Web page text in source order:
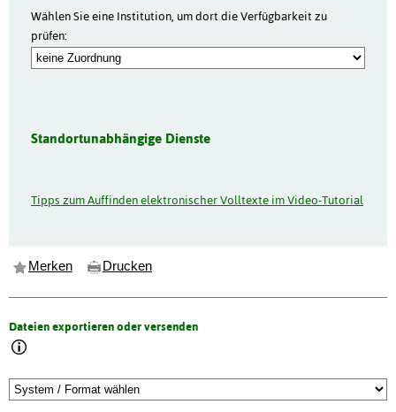
Wählen Sie eine Institution, um dort die Verfügbarkeit zu
prüfen:
Standortunabhängige Dienste
Tipps zum Auffinden elektronischer Volltexte im Video-Tutorial
Merken Drucken
Dateien exportieren oder versenden